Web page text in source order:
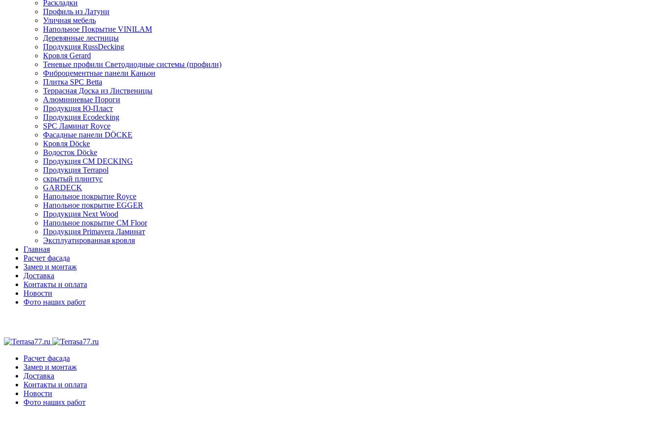
Раскладки
Профиль из Латуни
Уличная мебель
Напольное Покрытие VINILAM
Деревянные лестницы
Продукция RussDecking
Кровля Gerard
Теневые профили Светодиодные системы (профили)
Фиброцементные панели Каньон
Плитка SPC Betta
Террасная Доска из Лиственицы
Алюминиевые Пороги
Продукция Ю-Пласт
Продукция Ecodecking
SPC Ламинат Royce
Фасадные панели DÖCKE
Кровля Döcke
Водосток Döcke
Продукция CM DECKING
Продукция Terrapol
скрытый плинтус
GARDECK
Напольное покрытие Royce
Напольное покрытие EGGER
Продукция Next Wood
Напольное покрытие CM Floor
Продукция Primavera Ламинат
Эксплуатированная кровля
Главная
Расчет фасада
Замер и монтаж
Доставка
Контакты и оплата
Новости
Фото наших работ
Расчет фасада
Замер и монтаж
Доставка
Контакты и оплата
Новости
Фото наших работ